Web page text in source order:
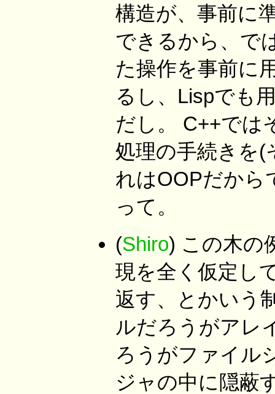
構造が、事前に
できるから、で
た操作を事前に
るし、Lispでも
だし。 C++では
処理の手続きを(
れはOOPだから
って。
(Shiro) この木の
現を全く仮定し
返す、とかいう
ルだろうがアレ
ろうがファイル
ジャの中に隠蔽